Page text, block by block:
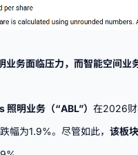
业务面临压力，而智能空间业
照明业务（“ABL”） 在2026财
幅为1.9%。尽管如此， 该板